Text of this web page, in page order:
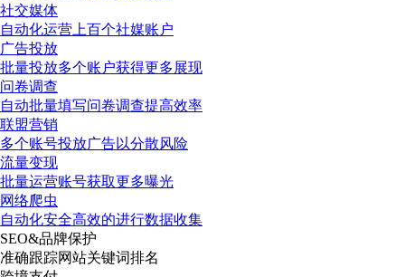
社交媒体
自动化运营上百个社媒账户
广告投放
批量投放多个账户获得更多展现
问卷调查
自动批量填写问卷调查提高效率
联盟营销
多个账号投放广告以分散风险
流量变现
批量运营账号获取更多曝光
网络爬虫
自动化安全高效的进行数据收集
SEO&品牌保护
准确跟踪网站关键词排名